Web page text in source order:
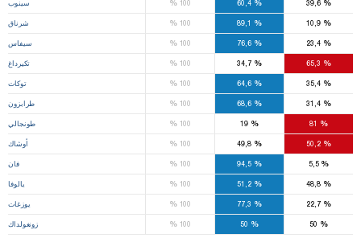
سينوب %100 %
60,4 %
39,6
شرناق %100 % %
10,9
سيفاس %100 %
76,6 %
23,4
تكيرداغ %100 %
34,7 %
توكات %100 %
64,6 %
35,4
طرابزون %100 %
68,6 %
31,4
طونجالي %100 % %
أوشاك %100 %
49,8 %
50,2
فان %100 %
94,5 %
5,5
يالوفا %100 %
51,2 %
48,8
يوزغات %100 % %
22,7
زونغولداك %100 % %